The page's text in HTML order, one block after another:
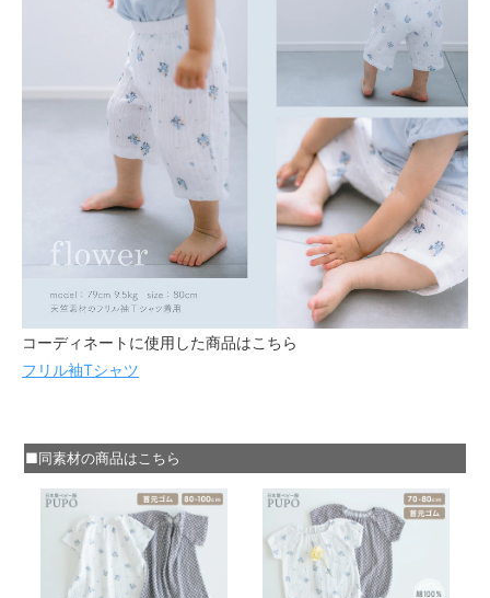
コーディネートに使用した商品はこちら
フリル袖Tシャツ
■同素材の商品はこちら